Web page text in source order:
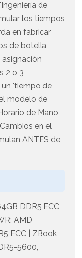
de
los tiempos
en fabricar
de botella
asignación
2 o 3
un 'tiempo de
modelo de
de Mano
en el
ANTES de
DDR5 ECC,
AMD
ECC | ZBook
5600,